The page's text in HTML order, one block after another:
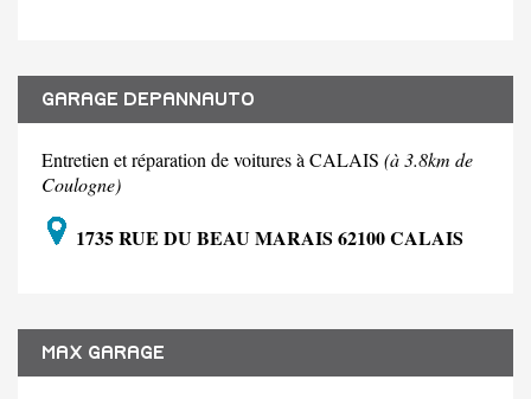
GARAGE DEPANNAUTO
Entretien et réparation de voitures à CALAIS (à 3.8km de
Coulogne)
1735 RUE DU BEAU MARAIS 62100 CALAIS
MAX GARAGE